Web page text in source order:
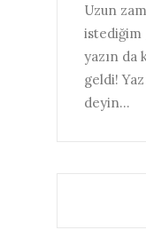
Uzun
istediğim
yazın da
geldi!
deyin...